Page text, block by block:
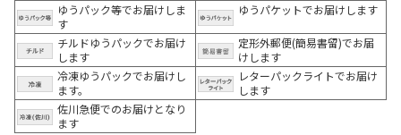
ゆうパック等でお届けしま
す
ゆうパケットでお届けします
チルドゆうパックでお届け
します
定形外郵便(簡易書留)でお届
けします
冷凍ゆうパックでお届けし
ます。
レターパックライトでお届け
します
佐川急便でのお届けとなり
ます